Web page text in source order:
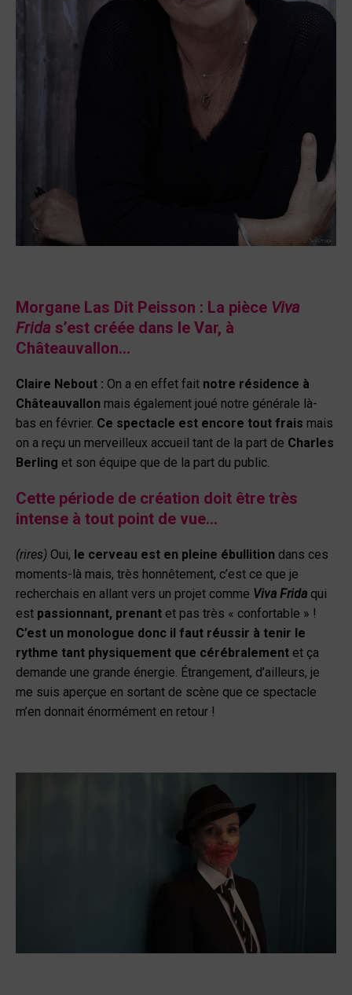
Morgane Las Dit Peisson : La pièce Viva
Frida s’est créée dans le Var, à
Châteauvallon…
Claire Nebout : On a en effet fait notre résidence à
Châteauvallon mais également joué notre générale là-
bas en février. Ce spectacle est encore tout frais mais
on a reçu un merveilleux accueil tant de la part de Charles
Berling et son équipe que de la part du public.
Cette période de création doit être très
intense à tout point de vue…
(rires) Oui, le cerveau est en pleine ébullition dans ces
moments-là mais, très honnêtement, c’est ce que je
recherchais en allant vers un projet comme Viva Frida qui
est passionnant, prenant et pas très « confortable » !
C’est un monologue donc il faut réussir à tenir le
rythme tant physiquement que cérébralement et ça
demande une grande énergie. Étrangement, d’ailleurs, je
me suis aperçue en sortant de scène que ce spectacle
m’en donnait énormément en retour !